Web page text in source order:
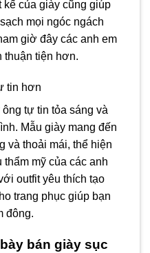
của giày cũng giúp
mọi ngóc ngách
giờ đây các anh em
thuận tiện hơn.
tin hơn
tự tin tỏa sáng và
Mẫu giày mang đến
và thoải mái, thể hiện
mỹ của các anh
outfit yêu thích tạo
trang phục giúp bạn
đông.
bán giày sục